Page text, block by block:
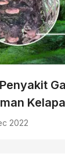
2022